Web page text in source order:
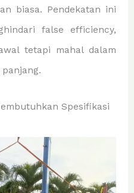
biasa. Pendekatan ini
false efficiency,
tetapi mahal dalam
Spesifikasi